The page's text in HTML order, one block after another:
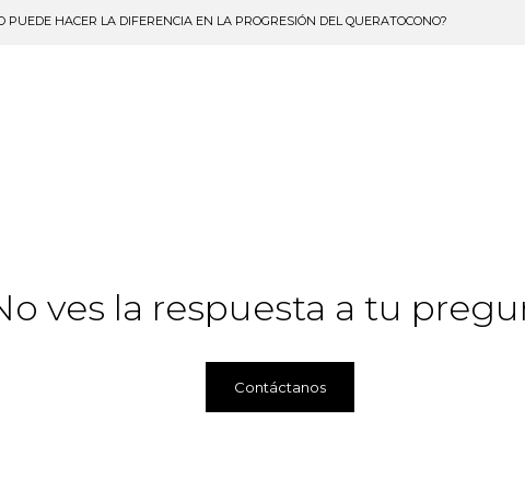
HACER LA DIFERENCIA EN LA PROGRESIÓN DEL QUERATOCONO?
ves la respuesta a tu
Contáctanos